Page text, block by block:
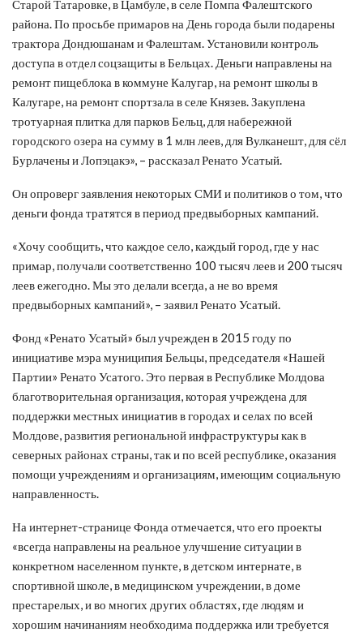
Старой Татаровке, в Цамбуле, в селе Помпа Фалештского
района. По просьбе примаров на День города были подарены
трактора Дондюшанам и Фалештам. Установили контроль
доступа в отдел соцзащиты в Бельцах. Деньги направлены на
ремонт пищеблока в коммуне Калугар, на ремонт школы в
Калугаре, на ремонт спортзала в селе Князев. Закуплена
тротуарная плитка для парков Бельц, для набережной
городского озера на сумму в 1 млн леев, для Вулканешт, для сёл
Бурлачены и Лопэцакэ», – рассказал Ренато Усатый.
Он опроверг заявления некоторых СМИ и политиков о том, что
деньги фонда тратятся в период предвыборных кампаний.
«Хочу сообщить, что каждое село, каждый город, где у нас
примар, получали соответственно 100 тысяч леев и 200 тысяч
леев ежегодно. Мы это делали всегда, а не во время
предвыборных кампаний», – заявил Ренато Усатый.
Фонд «Ренато Усатый» был учрежден в 2015 году по
инициативе мэра муниципия Бельцы, председателя «Нашей
Партии» Ренато Усатого. Это первая в Республике Молдова
благотворительная организация, которая учреждена для
поддержки местных инициатив в городах и селах по всей
Молдове, развития региональной инфраструктуры как в
северных районах страны, так и по всей республике, оказания
помощи учреждениям и организациям, имеющим социальную
направленность.
На интернет-странице Фонда отмечается, что его проекты
«всегда направлены на реальное улучшение ситуации в
конкретном населенном пункте, в детском интернате, в
спортивной школе, в медицинском учреждении, в доме
престарелых, и во многих других областях, где людям и
хорошим начинаниям необходима поддержка или требуется